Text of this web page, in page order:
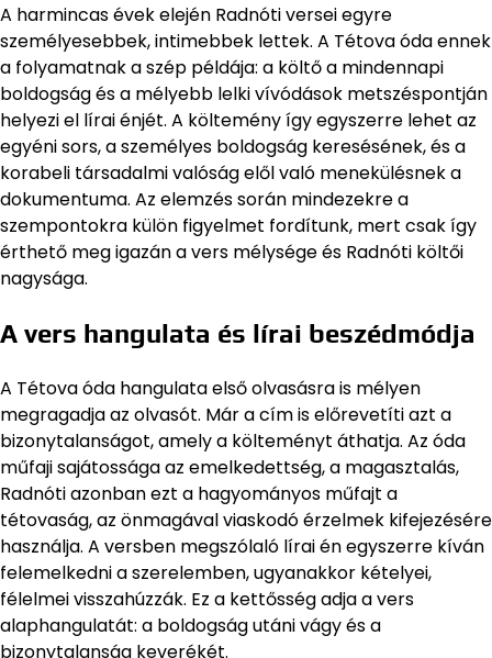
A harmincas évek elején Radnóti versei egyre
személyesebbek, intimebbek lettek. A Tétova óda ennek
a folyamatnak a szép példája: a költő a mindennapi
boldogság és a mélyebb lelki vívódások metszéspontján
helyezi el lírai énjét. A költemény így egyszerre lehet az
egyéni sors, a személyes boldogság keresésének, és a
korabeli társadalmi valóság elől való menekülésnek a
dokumentuma. Az elemzés során mindezekre a
szempontokra külön figyelmet fordítunk, mert csak így
érthető meg igazán a vers mélysége és Radnóti költői
nagysága.
A vers hangulata és lírai beszédmódja
A Tétova óda hangulata első olvasásra is mélyen
megragadja az olvasót. Már a cím is előrevetíti azt a
bizonytalanságot, amely a költeményt áthatja. Az óda
műfaji sajátossága az emelkedettség, a magasztalás,
Radnóti azonban ezt a hagyományos műfajt a
tétovaság, az önmagával viaskodó érzelmek kifejezésére
használja. A versben megszólaló lírai én egyszerre kíván
felemelkedni a szerelemben, ugyanakkor kételyei,
félelmei visszahúzzák. Ez a kettősség adja a vers
alaphangulatát: a boldogság utáni vágy és a
bizonytalanság keverékét.